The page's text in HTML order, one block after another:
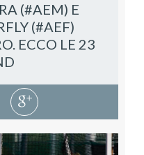
(#AEM) E
(#AEF)
ECCO LE 23